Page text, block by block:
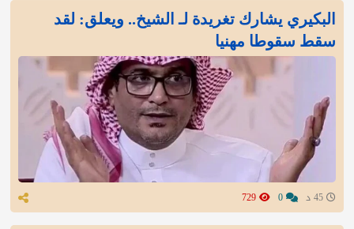
البكيري يشارك تغريدة لـ الشيخ.. ويعلق: لقد
سقط سقوطا مهنيا